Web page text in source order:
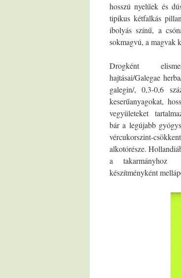
hosszú nyelűek és
tipikus kétfalkás
ibolyás színű, a
sokmagvú, a magvak
Drogként
hajtásai/Galegae
galegin/, 0,3-0,6
keserűanyagokat,
vegyületeket
bár a legújabb
vércukorszint-
alkotórésze.
a takarmányhoz
készítményként